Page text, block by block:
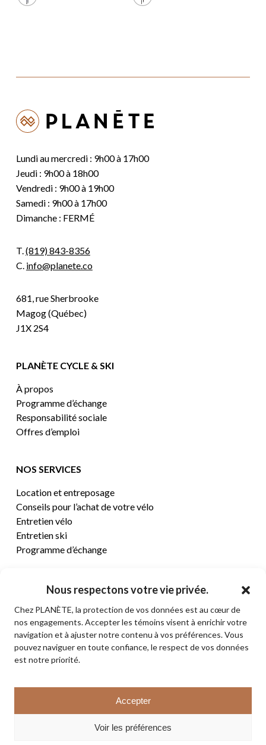
Nous respectons votre vie privée.
Chez PLANÈTE, la protection de vos données est au cœur de
nos engagements. Accepter les témoins visent à enrichir votre
navigation et à ajuster notre contenu à vos préférences. Vous
pouvez naviguer en toute confiance, le respect de vos données
est notre priorité.
Accepter
Voir les préférences
Sous-total: 0,00$
VOIR LE PANIER
Lundi au mercredi : 9h00 à 17h00
Jeudi : 9h00 à 18h00
Vendredi : 9h00 à 19h00
Samedi : 9h00 à 17h00
Dimanche : FERMÉ
T.(819) 843-8356
C. info@planete.co
681, rue Sherbrooke
Magog (Québec)
J1X 2S4
PLANÈTE CYCLE & SKI
À propos
Programme d’échange
Responsabilité sociale
Offres d’emploi
NOS SERVICES
Location et entreposage
Conseils pour l’achat de votre vélo
Entretien vélo
Entretien ski
Programme d’échange
CENTRE D’AIDE
Termes et conditions de vente
Retours et remboursements
Politique de confidentialité
Contact
© 2026 PLANÈTE CYCLE & SKI. Tous droits réservés.